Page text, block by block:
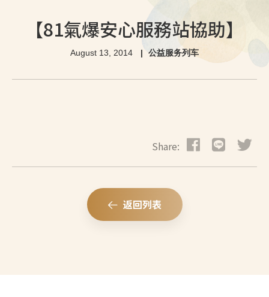
【81氣爆安心服務站協助】
August 13, 2014 公益服务列车
Share:
返回列表